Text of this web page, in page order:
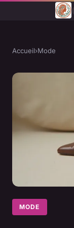
Accueil›Mode
MODE